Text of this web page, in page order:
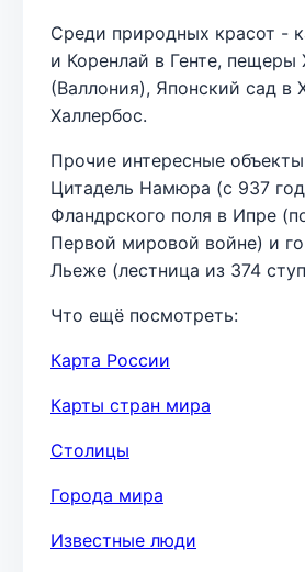
Среди природных красот -
и Коренлай в Генте, пещеры
(Валлония), Японский сад в
Халлербос.
Прочие интересные
Цитадель Намюра (с 937
Фландрского поля в Ипре
Первой мировой войне) и
Льеже (лестница из 374
Что ещё посмотреть:
Карта России
Карты стран мира
Столицы
Города мира
Известные люди